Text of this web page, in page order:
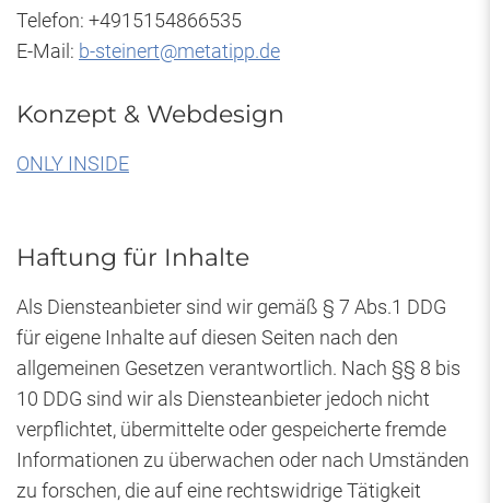
Telefon: +4915154866535
E-Mail: b-steinert@metatipp.de
Konzept & Webdesign
ONLY INSIDE
Haftung für Inhalte
Als Diensteanbieter sind wir gemäß § 7 Abs.1 DDG
für eigene Inhalte auf diesen Seiten nach den
allgemeinen Gesetzen verantwortlich. Nach §§ 8 bis
10 DDG sind wir als Diensteanbieter jedoch nicht
verpflichtet, übermittelte oder gespeicherte fremde
Informationen zu überwachen oder nach Umständen
zu forschen, die auf eine rechtswidrige Tätigkeit